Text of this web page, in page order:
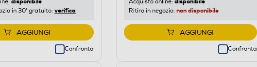
in 30' gratuito: verifica
AGGIUNGI
Confronta
Acquisto online:
Ritiro in negozio: non disponibile
AGGIUNGI
Confronta